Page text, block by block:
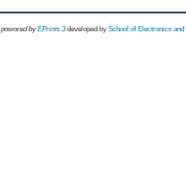
powored byEPrints 3 developed by School of Electronics